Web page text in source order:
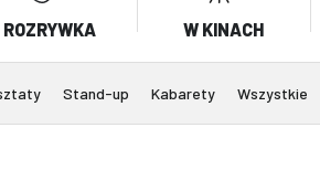
ROZRYWKA W KINACH
Stand-up Kabarety Wszystkie